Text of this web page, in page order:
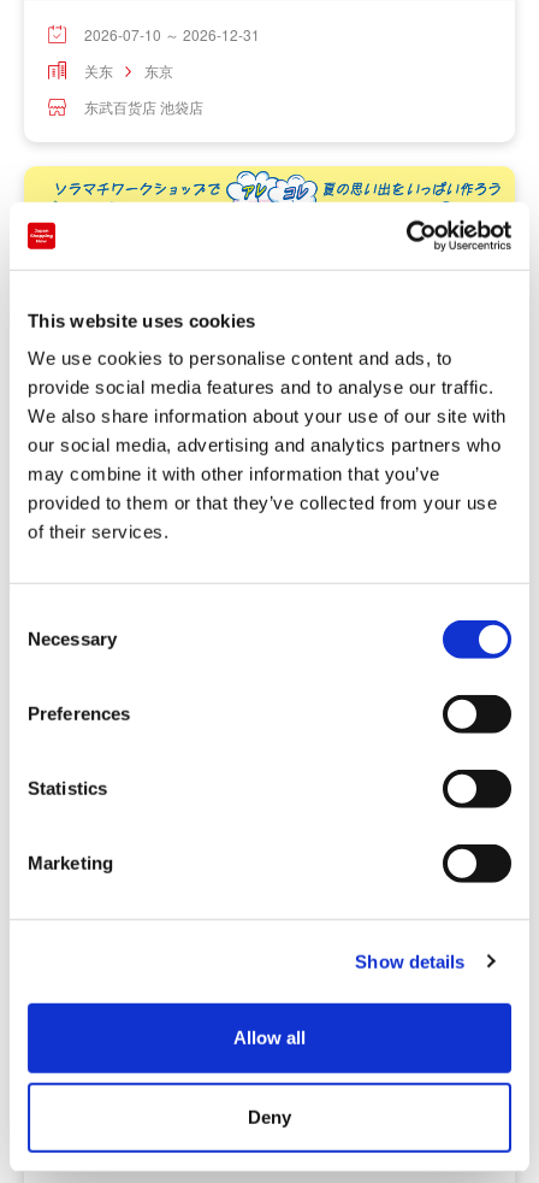
This website uses cookies
We use cookies to personalise content and ads, to
provide social media features and to analyse our traffic.
We also share information about your use of our site with
our social media, advertising and analytics partners who
may combine it with other information that you’ve
provided to them or that they’ve collected from your use
of their services.
Necessary
Preferences
Statistics
Marketing
Show details
Allow all
Deny
2026-07-10 ～ 2026-12-31
关东
东京
东武百货店 池袋店
活动
留作暑假的美好回忆！为您介绍夏季太阳节体验工作室信息
2026-07-10 ～ 2026-08-31
东京晴空街道
活动